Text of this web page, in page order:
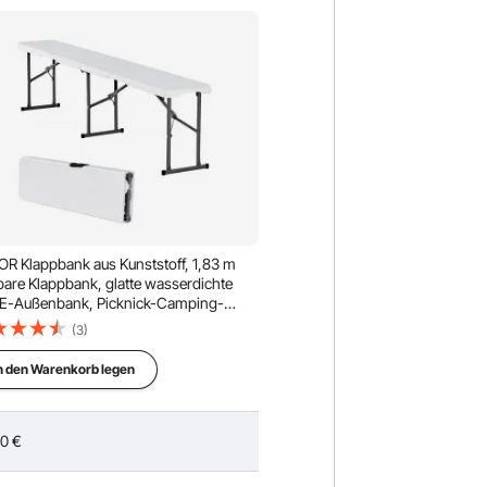
Klappbank aus Kunststoff, 1,83 m
Klappbank, glatte wasserdichte
Außenbank, Picknick-Camping-
mit Tragegriff, für unterhaltsame
wie Gartenfußball, weiß (1
(3)
den Warenkorb legen
€